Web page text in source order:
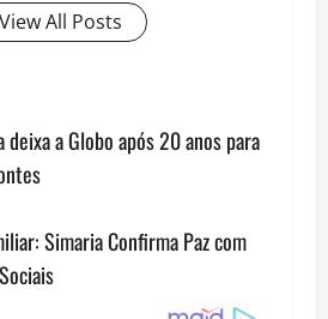
View All Posts
deixa a Globo após 20 anos para
Simaria Confirma Paz com